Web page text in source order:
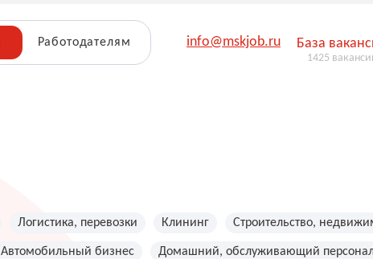
Работодателям info@mskjob.ru База
1425
Логистика, перевозки Клининг Строительство,
Автомобильный бизнес Домашний, обслуживающий